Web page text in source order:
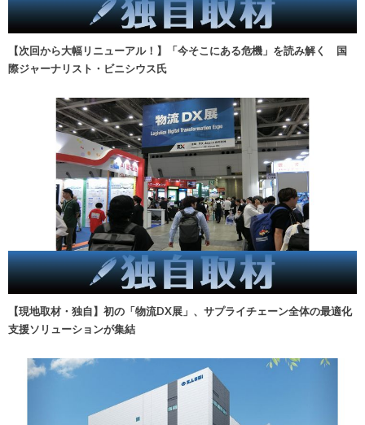
【次回から大幅リニューアル！】「今そこにある危機」を読み解く 国
際ジャーナリスト・ビニシウス氏
【現地取材・独自】初の「物流DX展」、サプライチェーン全体の最適化
支援ソリューションが集結